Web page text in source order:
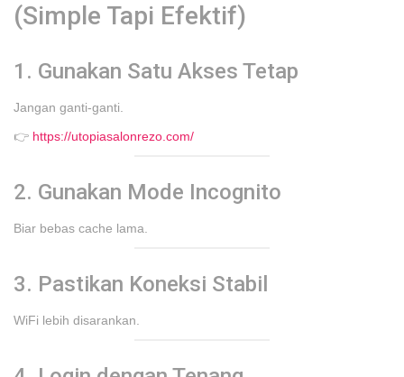
(Simple Tapi Efektif)
1. Gunakan Satu Akses Tetap
Jangan ganti-ganti.
👉 https://utopiasalonrezo.com/
2. Gunakan Mode Incognito
Biar bebas cache lama.
3. Pastikan Koneksi Stabil
WiFi lebih disarankan.